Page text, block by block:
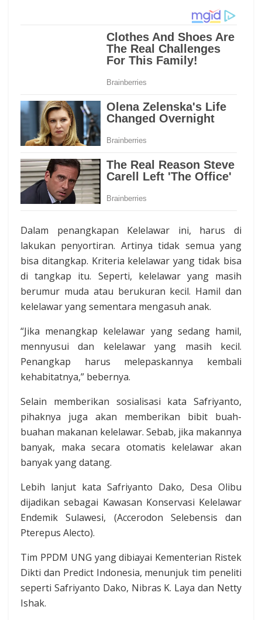
Dalam penangkapan Kelelawar ini, harus di
lakukan penyortiran. Artinya tidak semua yang
bisa ditangkap. Kriteria kelelawar yang tidak bisa
di tangkap itu. Seperti, kelelawar yang masih
berumur muda atau berukuran kecil. Hamil dan
kelelawar yang sementara mengasuh anak.
“Jika menangkap kelelawar yang sedang hamil,
mennyusui dan kelelawar yang masih kecil.
Penangkap harus melepaskannya kembali
kehabitatnya,” bebernya.
Selain memberikan sosialisasi kata Safriyanto,
pihaknya juga akan memberikan bibit buah-
buahan makanan kelelawar. Sebab, jika makannya
banyak, maka secara otomatis kelelawar akan
banyak yang datang.
Lebih lanjut kata Safriyanto Dako, Desa Olibu
dijadikan sebagai Kawasan Konservasi Kelelawar
Endemik Sulawesi, (Accerodon Selebensis dan
Pterepus Alecto).
Tim PPDM UNG yang dibiayai Kementerian Ristek
Dikti dan Predict Indonesia, menunjuk tim peneliti
seperti Safriyanto Dako, Nibras K. Laya dan Netty
Ishak.